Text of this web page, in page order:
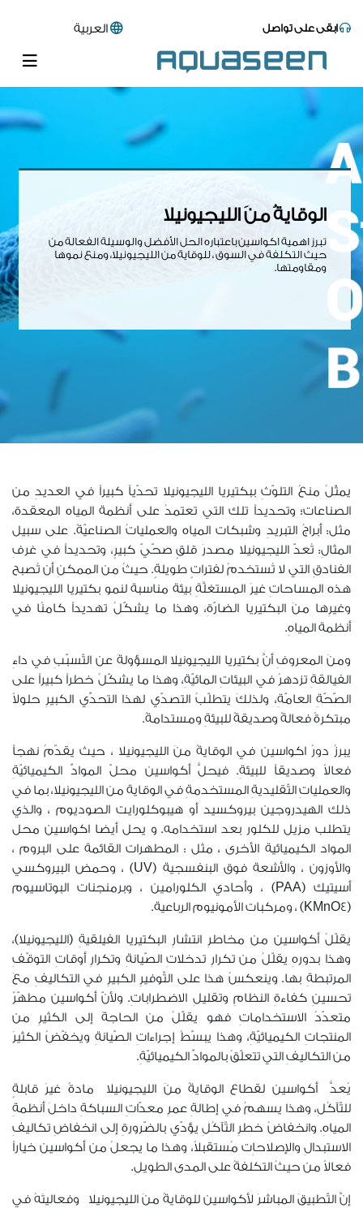
ابقى على تواصل العربية
الوقايةُ منَ الليجيونيلا
تبرز اهمية اكواسين باعتباره الحل الأفضل والوسيلة الفعالة من
حيث التكلفة في السوق ، للوقاية من الليجيونيلا، ومنع نموها
ومقاومتها.
يمثّلُ منعُ التلوّثِ ببكتيريا الليجيونيلا تحدّياً كبيراً في العديدِ من
الصناعات؛ وتحديداً تلك التي تعتمدُ على أنظمة المياه المعقدة،
مثل: أبراجُ التبريدِ وشبكات المياه والعملياتُ الصناعيّةُ. على سبيل
المثالِ: تُعدّ الليجيونيلا مصدرَ قلقٍ صحّيّ كبيرٍ، وتحديداً في غرفِ
الفنادقِ التي لا تُستخدمُ لفتراتٍ طويلةٍ. حيثُ من الممكنِ أن تُصبح
هذه المساحاتِ غيرَ المستغلَّةِ بيئة مناسبة لنمو بكتيريا الليجيونيلا
وغيرِها منَ البكتيريا الضارّةِ، وهذا ما يشكّلُ تهديداً كامنًا في
أنظمة المياهِ.
ومنَ المعروفِ أنَّ بكتيريا الليجيونيلا المسؤولةَ عن التّسبّبِ في داءِ
الفيالقةِ تزدهرُ في البيئاتِ المائيّةِ، وهذا ما يشكّلُ خطراً كبيراً على
الصّحّةِ العامّةِ، ولذلكَ يتطلّبُ التصدّي لهذا التحدِّي الكبيرِ حلولاً
مبتكرةً فعالةً وصديقةً للبيئةِ ومستدامةً.
يبرزُ دورُ اكواسين في الوقايةُ منَ الليجيونيلا ، حيث يقدّمُ نهجاً
فعالاً وصديقاً للبيئةِ. فيحلُّ أكواسين محلّ الموادِّ الكيميائيّةِ
والعملياتِ التّقليديةِ المستخدمةِ في الوقاية من الليجيونيلا، بما في
ذلك الهيدروجين بيروكسيد أو هيبوكلورايت الصوديوم ، والذي
يتطلب مزيل للكلور بعد استخدامه. و يحل أيضا اكواسين محل
المواد الكيميائية الأخرى ، مثل : المطهرات القائمة على البروم ،
والأوزون ، والأشعة فوق البنفسجية (UV) ، وحمض البيروكسي
أسيتيك (PAA) ، وأحادي الكلورامين ، وبرمنجنات البوتاسيوم
(KMnO4) ، ومركبات الأمونيوم الرباعية.
يقلّلُ أكواسين من مخاطرِ انتشارِ البكتيريا الفيلقيةِ (الليجيونيلا)،
وهذا بدورهِ يقلّلُ من تكرارِ تدخلاتِ الصّيانةِ وتكرارِ أوقاتِ التوقّفِ
المرتبطةِ بها. وينعكسُ هذا على التَّوفيرِ الكبيرِ في التكاليفِ معَ
تحسينِ كفاءةِ النظامِ وتقليلِ الاضطراباتِ. ولأنّ أكواسين مطهّرٌ
متعدّدُ الاستخداماتِ فهو يقلّلُ من الحاجةَ إلى الكثيرِ من
المنتجاتِ الكيميائيّةِ، وهذا يبسّطُ إجراءاتِ الصّيانةِ ويخفّضُ الكثيرَ
من التكاليفِ التي تتعلّقُ بالموادِّ الكيميائيّةِ.
يُعدُّأكواسين لقطاع الوقايةُ منَ الليجيونيلا مادةً غيرَ قابلةٍ
للتّآكُلِ، وهذا يسهمُ في إطالةِ عمرِ معدّاتِ السباكةِ داخلَ أنظمةِ
المياهِ. وانخفاضُ خطرِ التّآكُلِ يؤدّي بالضّرورةِ إلى انخفاضِ تكاليفِ
الاستبدالِ والإصلاحاِت مُستقبلاً، وهذا ما يجعلُ من أكواسين خياراً
فعالاً من حيثُ التكلفةُ على المدى الطويلِ.
إنَّ التّطبيقَ المباشرَ لأكواسين للوقايةُ منَ الليجيونيلا وفعاليتَهُ في